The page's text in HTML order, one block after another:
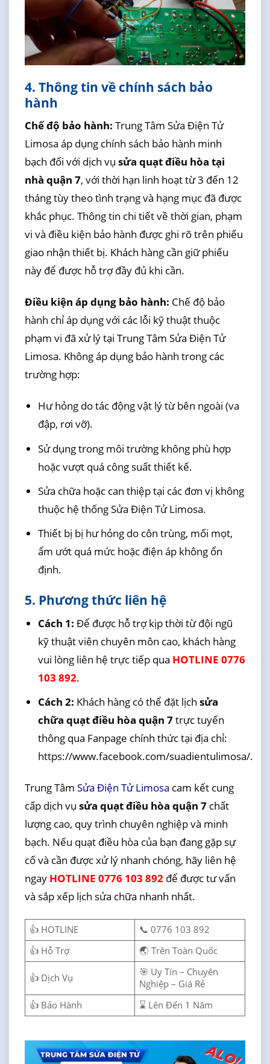
4. Thông tin về chính sách bảo
hành
Chế độ bảo hành: Trung Tâm Sửa Điện Tử
Limosa áp dụng chính sách bảo hành minh
bạch đối với dịch vụ sửa quạt điều hòa tại
nhà quận 7, với thời hạn linh hoạt từ 3 đến 12
tháng tùy theo tình trạng và hạng mục đã được
khắc phục. Thông tin chi tiết về thời gian, phạm
vi và điều kiện bảo hành được ghi rõ trên phiếu
giao nhận thiết bị. Khách hàng cần giữ phiếu
này để được hỗ trợ đầy đủ khi cần.
Điều kiện áp dụng bảo hành: Chế độ bảo
hành chỉ áp dụng với các lỗi kỹ thuật thuộc
phạm vi đã xử lý tại Trung Tâm Sửa Điện Tử
Limosa. Không áp dụng bảo hành trong các
trường hợp:
Hư hỏng do tác động vật lý từ bên ngoài (va
đập, rơi vỡ).
Sử dụng trong môi trường không phù hợp
hoặc vượt quá công suất thiết kế.
Sửa chữa hoặc can thiệp tại các đơn vị không
thuộc hệ thống Sửa Điện Tử Limosa.
Thiết bị bị hư hỏng do côn trùng, mối mọt,
ẩm ướt quá mức hoặc điện áp không ổn
định.
5. Phương thức liên hệ
Cách 1: Để được hỗ trợ kịp thời từ đội ngũ
kỹ thuật viên chuyên môn cao, khách hàng
vui lòng liên hệ trực tiếp qua HOTLINE 0776
103 892.
Cách 2: Khách hàng có thể đặt lịch sửa
chữa quạt điều hòa quận 7trực tuyến
thông qua Fanpage chính thức tại địa chỉ:
https://www.facebook.com/suadientulimosa/.
Trung Tâm Sửa Điện Tử Limosa cam kết cung
cấp dịch vụ sửa quạt điều hòa quận 7chất
lượng cao, quy trình chuyên nghiệp và minh
bạch. Nếu quạt điều hòa của bạn đang gặp sự
cố và cần được xử lý nhanh chóng, hãy liên hệ
ngay HOTLINE 0776 103 892để được tư vấn
và sắp xếp lịch sửa chữa nhanh nhất.
👍 HOTLINE
📞 0776 103 892
👍 Hỗ Trợ
🌏 Trên Toàn Quốc
👍 Dịch Vụ
🎯 Uy Tín – Chuyên
Nghiệp – Giá Rẻ
👍 Bảo Hành
⌛ Lên Đến 1 Năm